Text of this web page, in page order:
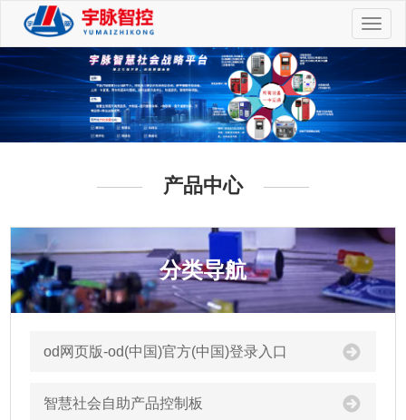
切
换
航
产品中心
分类导航
od网页版-od(中国)官方(中国)登录入口
智慧社会自助产品控制板